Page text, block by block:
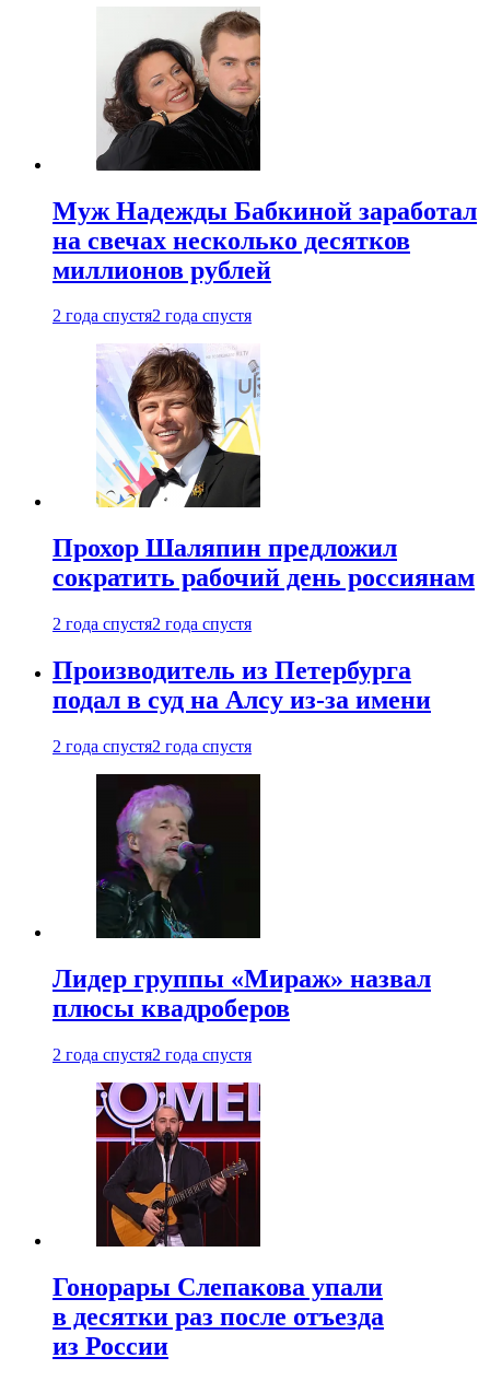
Муж Надежды Бабкиной заработал
на свечах несколько десятков
миллионов рублей
2 года спустя2 года спустя
Прохор Шаляпин предложил
сократить рабочий день россиянам
2 года спустя2 года спустя
Производитель из Петербурга
подал в суд на Алсу из-за имени
2 года спустя2 года спустя
Лидер группы «Мираж» назвал
плюсы квадроберов
2 года спустя2 года спустя
Гонорары Слепакова упали
в десятки раз после отъезда
из России